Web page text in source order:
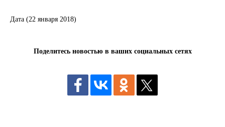
Дата (22 января 2018)
Поделитесь новостью в ваших социальных сетях